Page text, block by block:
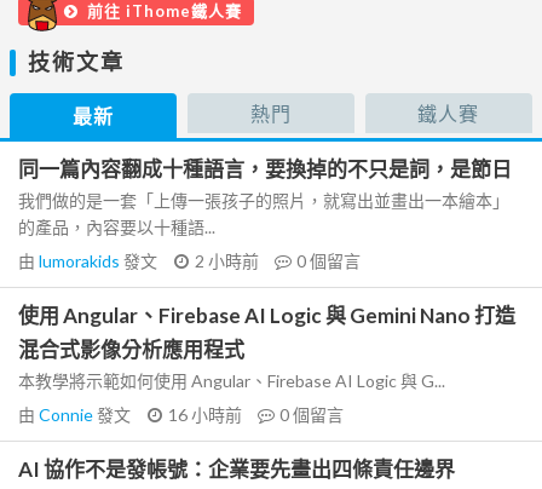
前往 iThome鐵人賽
技術文章
最新 熱門 鐵人賽
同一篇內容翻成十種語言，要換掉的不只是詞，是節日
我們做的是一套「上傳一張孩子的照片，就寫出並畫出一本繪本」
的產品，內容要以十種語...
由 lumorakids 發文 2 小時前 0個留言
使用 Angular、Firebase AI Logic 與 Gemini Nano 打造
混合式影像分析應用程式
本教學將示範如何使用 Angular、Firebase AI Logic 與 G...
由 Connie發文 16 小時前 0個留言
AI 協作不是發帳號：企業要先畫出四條責任邊界